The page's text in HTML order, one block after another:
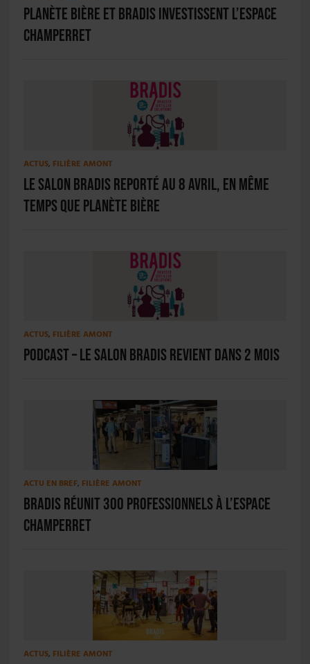
Planète Bière et BRADIS investissent l’Espace
Champerret
ACTUS, FILIÈRE AMONT
Le salon BRADIS reporté au 8 avril, en même
temps que Planète Bière
ACTUS, FILIÈRE AMONT
PODCAST – Le salon BRADIS revient dans 2 mois
ACTU EN BREF, FILIÈRE AMONT
BRADIS réunit 300 professionnels à l’Espace
Champerret
ACTUS, FILIÈRE AMONT